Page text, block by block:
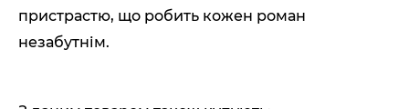
пристрастю, що робить кожен роман
незабутнім.